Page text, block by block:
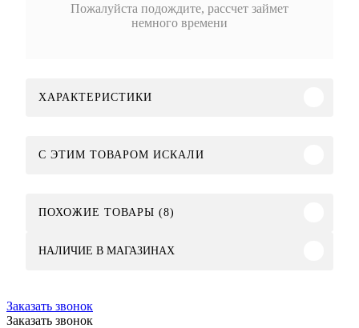
Пожалуйста подождите, рассчет займет
немного времени
ХАРАКТЕРИСТИКИ
C ЭТИМ ТОВАРОМ ИСКАЛИ
ПОХОЖИЕ ТОВАРЫ (8)
НАЛИЧИЕ В МАГАЗИНАХ
Заказать звонок
Заказать звонок